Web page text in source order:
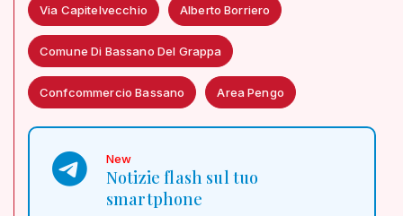
Via Capitelvecchio Alberto Borriero
Comune Di Bassano Del Grappa
Confcommercio Bassano Area Pengo
New
Notizie flash sul tuo
smartphone